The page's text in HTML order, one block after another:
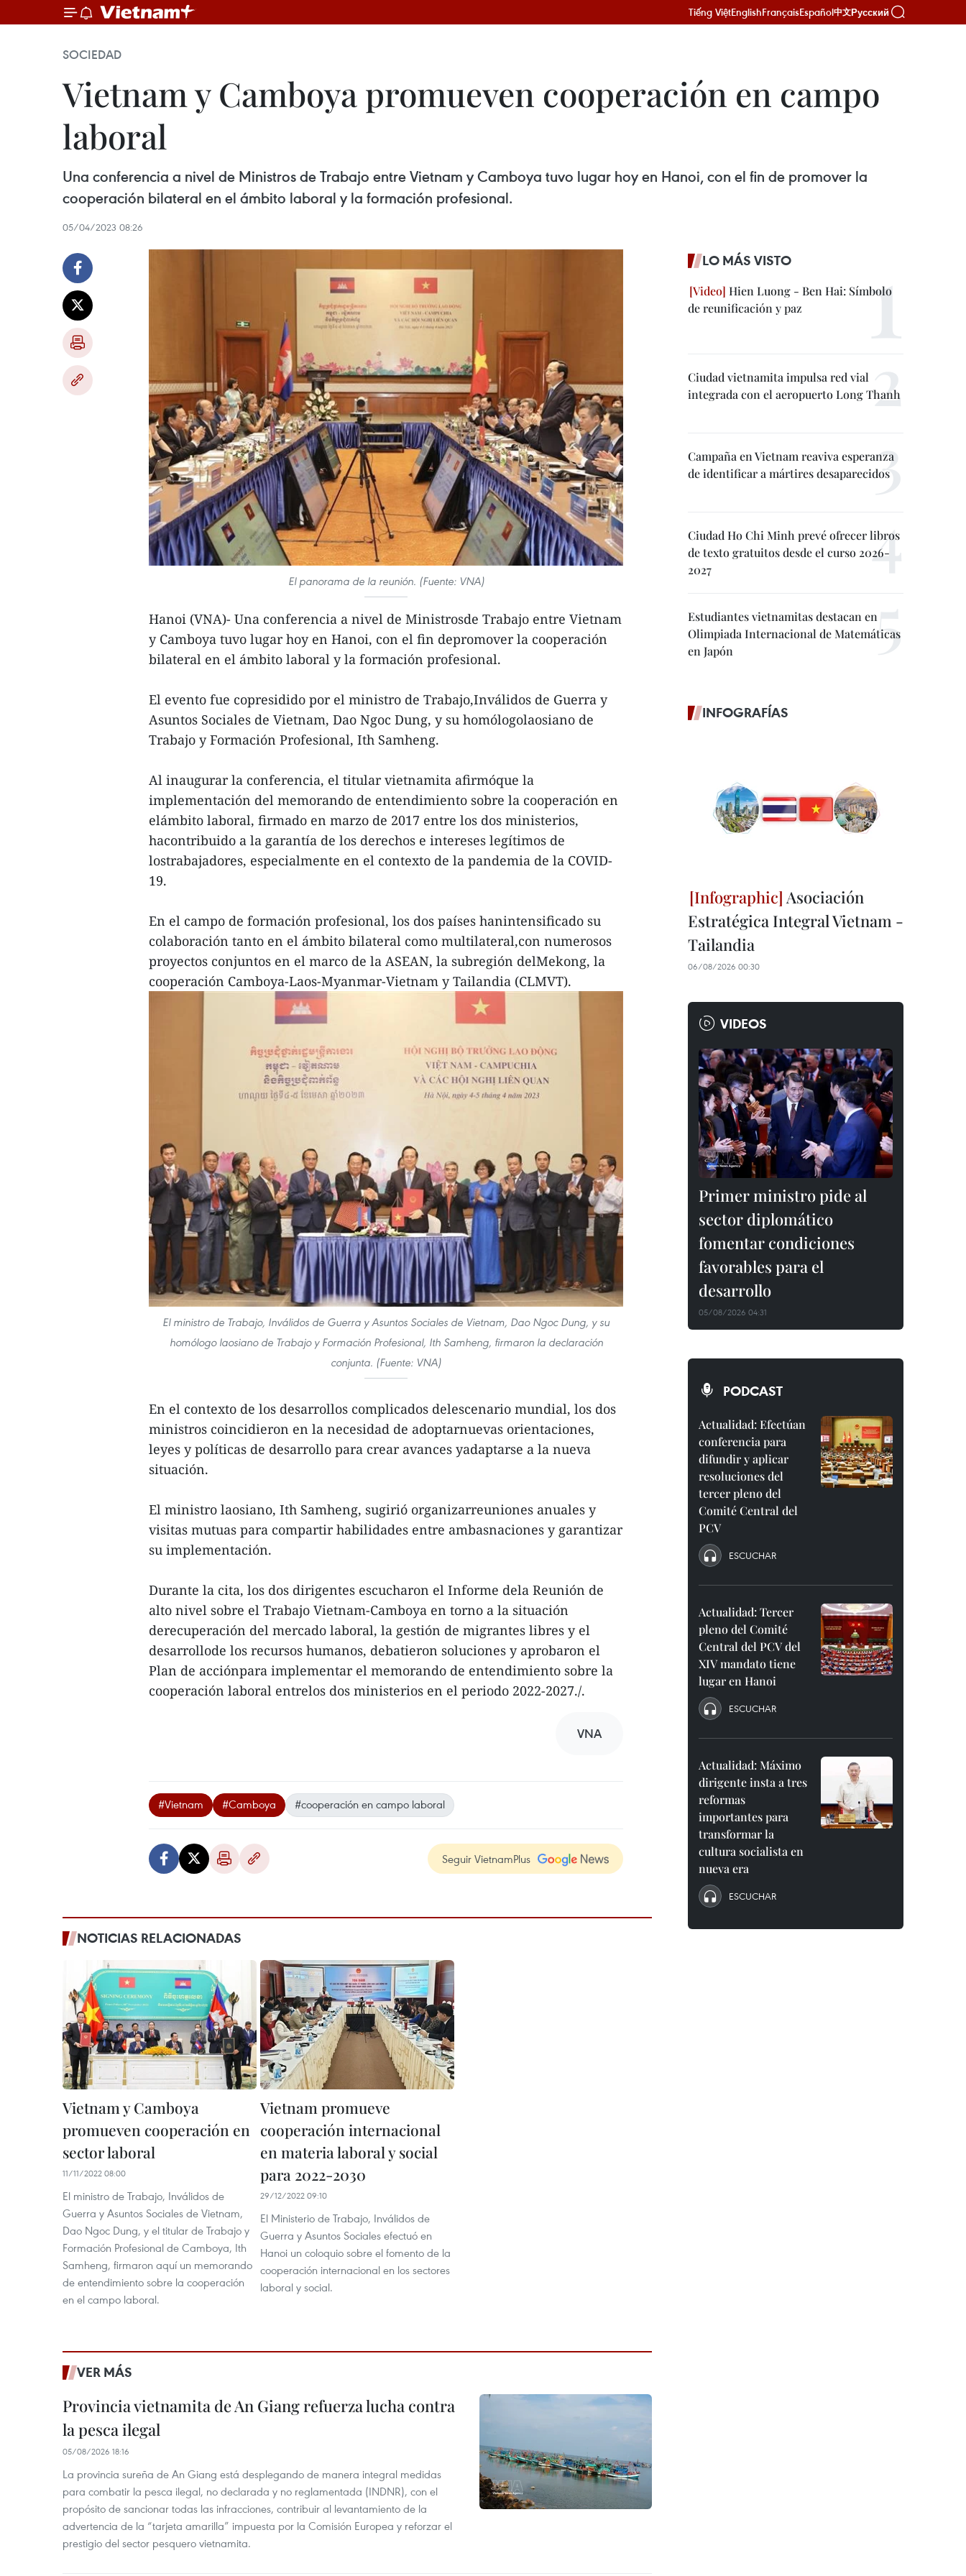
Tiếng ViệtEnglishFrançaisEspañol中文Русский
SOCIEDAD
Vietnam y Camboya promueven cooperación en campo
laboral
Una conferencia a nivel de Ministros de Trabajo entre Vietnam y Camboya tuvo lugar hoy en Hanoi, con el fin de promover la
cooperación bilateral en el ámbito laboral y la formación profesional.
05/04/2023 08:26
El panorama de la reunión. (Fuente: VNA)
Hanoi (VNA)- Una conferencia a nivel de Ministrosde Trabajo entre Vietnam
y Camboya tuvo lugar hoy en Hanoi, con el fin depromover la cooperación
bilateral en el ámbito laboral y la formación profesional.
El evento fue copresidido por el ministro de Trabajo,Inválidos de Guerra y
Asuntos Sociales de Vietnam, Dao Ngoc Dung, y su homólogolaosiano de
Trabajo y Formación Profesional, Ith Samheng.
Al inaugurar la conferencia, el titular vietnamita afirmóque la
implementación del memorando de entendimiento sobre la cooperación en
elámbito laboral, firmado en marzo de 2017 entre los dos ministerios,
hacontribuido a la garantía de los derechos e intereses legítimos de
lostrabajadores, especialmente en el contexto de la pandemia de la COVID-
19.
En el campo de formación profesional, los dos países hanintensificado su
colaboración tanto en el ámbito bilateral como multilateral,con numerosos
proyectos conjuntos en el marco de la ASEAN, la subregión delMekong, la
cooperación Camboya-Laos-Myanmar-Vietnam y Tailandia (CLMVT).
El ministro de Trabajo, Inválidos de Guerra y Asuntos Sociales de Vietnam, Dao Ngoc Dung, y su
homólogo laosiano de Trabajo y Formación Profesional, Ith Samheng, firmaron la declaración
conjunta. (Fuente: VNA)
En el contexto de los desarrollos complicados delescenario mundial, los dos
ministros coincidieron en la necesidad de adoptarnuevas orientaciones,
leyes y políticas de desarrollo para crear avances yadaptarse a la nueva
situación.
El ministro laosiano, Ith Samheng, sugirió organizarreuniones anuales y
visitas mutuas para compartir habilidades entre ambasnaciones y garantizar
su implementación.
Durante la cita, los dos dirigentes escucharon el Informe dela Reunión de
alto nivel sobre el Trabajo Vietnam-Camboya en torno a la situación
derecuperación del mercado laboral, la gestión de migrantes libres y el
desarrollode los recursos humanos, debatieron soluciones y aprobaron el
Plan de acciónpara implementar el memorando de entendimiento sobre la
cooperación laboral entrelos dos ministerios en el periodo 2022-2027./.
VNA
#Vietnam #Camboya #cooperación en campo laboral
Seguir VietnamPlus
NOTICIAS RELACIONADAS
Vietnam y Camboya
promueven cooperación en
sector laboral
11/11/2022 08:00
El ministro de Trabajo, Inválidos de
Guerra y Asuntos Sociales de Vietnam,
Dao Ngoc Dung, y el titular de Trabajo y
Formación Profesional de Camboya, Ith
Samheng, firmaron aquí un memorando
de entendimiento sobre la cooperación
en el campo laboral.
Vietnam promueve
cooperación internacional
en materia laboral y social
para 2022-2030
29/12/2022 09:10
El Ministerio de Trabajo, Inválidos de
Guerra y Asuntos Sociales efectuó en
Hanoi un coloquio sobre el fomento de la
cooperación internacional en los sectores
laboral y social.
VER MÁS
Provincia vietnamita de An Giang refuerza lucha contra
la pesca ilegal
05/08/2026 18:16
La provincia sureña de An Giang está desplegando de manera integral medidas
para combatir la pesca ilegal, no declarada y no reglamentada (INDNR), con el
propósito de sancionar todas las infracciones, contribuir al levantamiento de la
advertencia de la “tarjeta amarilla” impuesta por la Comisión Europea y reforzar el
prestigio del sector pesquero vietnamita.
LO MÁS VISTO
Hien Luong - Ben Hai: Símbolo
de reunificación y paz
Ciudad vietnamita impulsa red vial
integrada con el aeropuerto Long Thanh
Campaña en Vietnam reaviva esperanza
de identificar a mártires desaparecidos
Ciudad Ho Chi Minh prevé ofrecer libros
de texto gratuitos desde el curso 2026-
2027
Estudiantes vietnamitas destacan en
Olimpiada Internacional de Matemáticas
en Japón
INFOGRAFÍAS
Asociación
Estratégica Integral Vietnam -
Tailandia
06/08/2026 00:30
VIDEOS
Primer ministro pide al
sector diplomático
fomentar condiciones
favorables para el
desarrollo
05/08/2026 04:31
PODCAST
Actualidad: Efectúan
conferencia para
difundir y aplicar
resoluciones del
tercer pleno del
Comité Central del
PCV
ESCUCHAR
Actualidad: Tercer
pleno del Comité
Central del PCV del
XIV mandato tiene
lugar en Hanoi
ESCUCHAR
Actualidad: Máximo
dirigente insta a tres
reformas
importantes para
transformar la
cultura socialista en
nueva era
ESCUCHAR